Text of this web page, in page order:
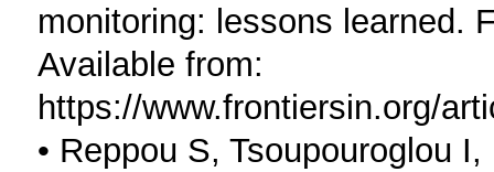
monitoring: lessons learned.
Available from:
https://www.frontiersin.org/
• Reppou S, Tsoupouroglou